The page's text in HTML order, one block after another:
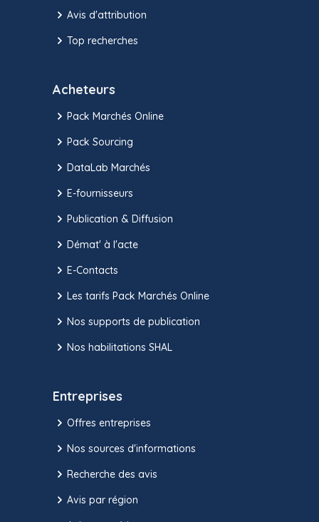
Avis d'attribution
Top recherches
Acheteurs
Pack Marchés Online
Pack Sourcing
DataLab Marchés
E-fournisseurs
Publication & Diffusion
Démat' à l'acte
E-Contacts
Les tarifs Pack Marchés Online
Nos supports de publication
Nos habilitations SHAL
Entreprises
Offres entreprises
Nos sources d'informations
Recherche des avis
Avis par région